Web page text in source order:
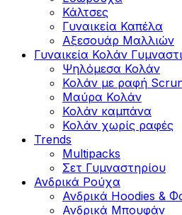
Κάλτσες
Γυναικεία Καπέλα
Αξεσουάρ Μαλλιών
Γυναικεία Κολάν
Ψηλόμεσα Κολάν
Κολάν με ραφή
Μαύρα Κολάν
Κολάν καμπάνα
Κολάν χωρίς ραφές
Trends
Multipacks
Σετ Γυμναστηρίου
Ανδρικά Ρούχα
Ανδρικά Hoodies &
Ανδρικά Μπουφάν